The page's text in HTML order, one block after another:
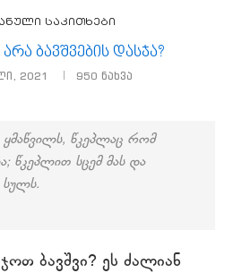
საკითხები
ბავშვების დასჯა?
2021 950 ნახვა
ყმაწვილს, წკეპლაც რომ
წკეპლით სცემ მას და
სულს.
ბავშვი? ეს ძალიან